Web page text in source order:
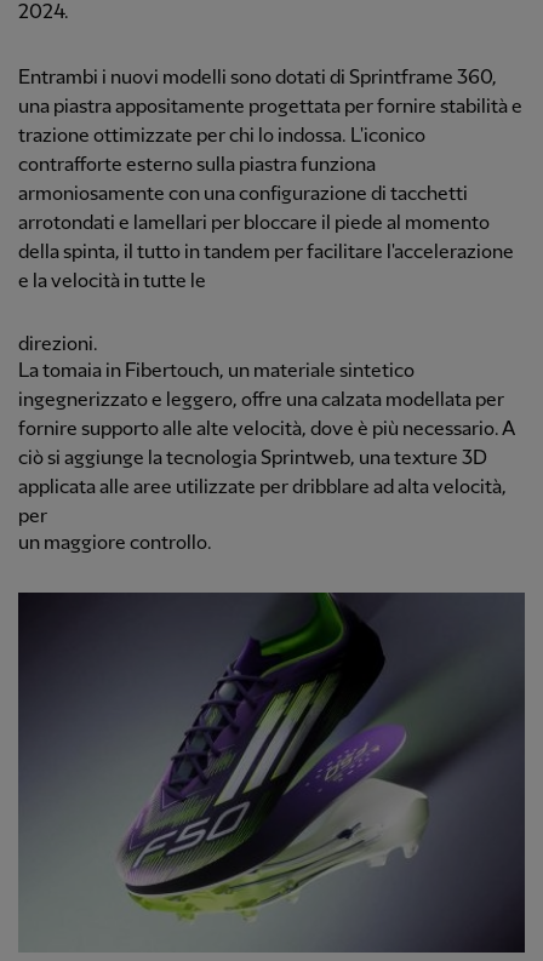
2024.
Entrambi i nuovi modelli sono dotati di Sprintframe 360,
una piastra appositamente progettata per fornire stabilità e
trazione ottimizzate per chi lo indossa. L'iconico
contrafforte esterno sulla piastra funziona
armoniosamente con una configurazione di tacchetti
arrotondati e lamellari per bloccare il piede al momento
della spinta, il tutto in tandem per facilitare l'accelerazione
e la velocità in tutte le
direzioni.
La tomaia in Fibertouch, un materiale sintetico
ingegnerizzato e leggero, offre una calzata modellata per
fornire supporto alle alte velocità, dove è più necessario. A
ciò si aggiunge la tecnologia Sprintweb, una texture 3D
applicata alle aree utilizzate per dribblare ad alta velocità,
per
un maggiore controllo.